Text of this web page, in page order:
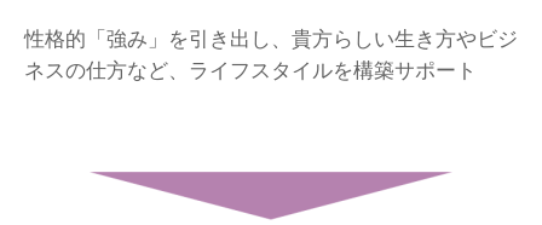
性格的「強み」を引き出し、貴方らしい生き方やビジ
ネスの仕方など、ライフスタイルを構築サポート